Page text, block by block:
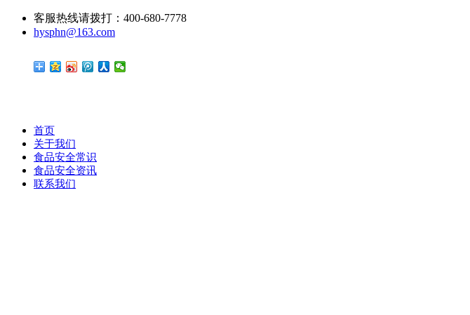
客服热线请拨打：400-680-7778
hysphn@163.com
首页
关于我们
食品安全常识
食品安全资讯
联系我们